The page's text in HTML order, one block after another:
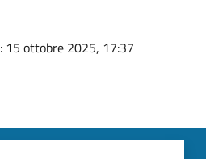
: 15 ottobre 2025, 17:37